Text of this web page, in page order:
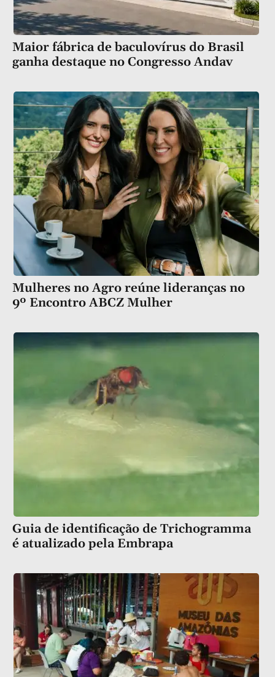
Maior fábrica de baculovírus do Brasil
ganha destaque no Congresso Andav
Mulheres no Agro reúne lideranças no
9º Encontro ABCZ Mulher
Guia de identificação de Trichogramma
é atualizado pela Embrapa